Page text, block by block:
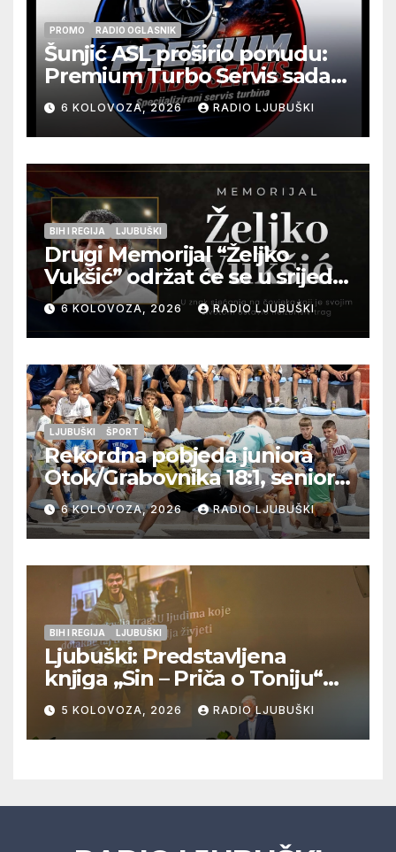
PROMO RADIO OGLASNIK
Šunjić ASL proširio ponudu:
Premium Turbo Servis sada
na jednoj adresi u Ljubuškom
6 KOLOVOZA, 2026 RADIO LJUBUŠKI
BIH I REGIJA LJUBUŠKI
Drugi Memorijal “Željko
Vukšić” održat će se u srijedu
12. kolovoza u Otoku
6 KOLOVOZA, 2026 RADIO LJUBUŠKI
LJUBUŠKI ŠPORT
Rekordna pobjeda juniora
Otok/Grabovnika 18:1, seniori
Pregrađa u četvrtfinalu,
Veljaci i Cerno/Crnopod u
doigravanju, Grljevići završili
natjecanje
6 KOLOVOZA, 2026 RADIO LJUBUŠKI
BIH I REGIJA LJUBUŠKI
Ljubuški: Predstavljena
knjiga „Sin – Priča o Toniju“
dr. sc. Zdenka Hercega
5 KOLOVOZA, 2026 RADIO LJUBUŠKI